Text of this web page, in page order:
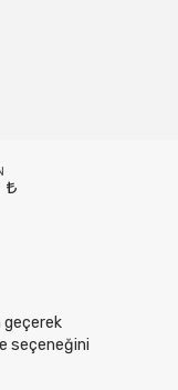
geçerek
seçeneğini